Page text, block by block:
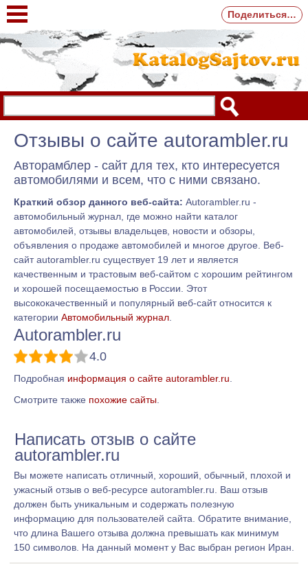
Отзывы о сайте autorambler.ru
Авторамблер - сайт для тех, кто интересуется
автомобилями и всем, что с ними связано.
Краткий обзор данного веб-сайта: Autorambler.ru -
автомобильный журнал, где можно найти каталог
автомобилей, отзывы владельцев, новости и обзоры,
объявления о продаже автомобилей и многое другое. Веб-
сайт autorambler.ru существует 19 лет и является
качественным и трастовым веб-сайтом с хорошим рейтингом
и хорошей посещаемостью в России. Этот
высококачественный и популярный веб-сайт относится к
категории Автомобильный журнал
Autorambler.ru
4.0
Подробная информация о сайте autorambler.ru
Смотрите также похожие сайты.
Написать отзыв о сайте
autorambler.ru
Вы можете написать отличный, хороший, обычный, плохой и
ужасный отзыв о веб-ресурсе autorambler.ru. Ваш отзыв
должен быть уникальным и содержать полезную
информацию для пользователей сайта. Обратите внимание,
что длина Вашего отзыва должна превышать как минимум
150 символов. На данный момент у Вас выбран регион Иран.
Поделиться…